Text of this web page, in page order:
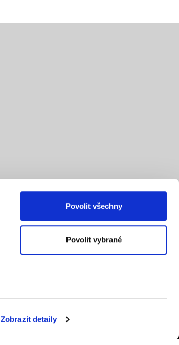
Zobrazit detaily
Povolit všechny
Povolit vybrané